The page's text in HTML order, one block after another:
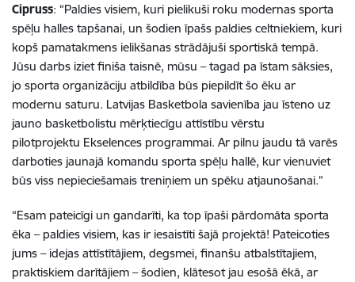
Cipruss: “Paldies visiem, kuri pielikuši roku modernas sporta
spēļu halles tapšanai, un šodien īpašs paldies celtniekiem, kuri
kopš pamatakmens ielikšanas strādājuši sportiskā tempā.
Jūsu darbs iziet finiša taisnē, mūsu – tagad pa īstam sāksies,
jo sporta organizāciju atbildība būs piepildīt šo ēku ar
modernu saturu. Latvijas Basketbola savienība jau īsteno uz
jauno basketbolistu mērķtiecīgu attīstību vērstu
pilotprojektu Ekselences programmai. Ar pilnu jaudu tā varēs
darboties jaunajā komandu sporta spēļu hallē, kur vienuviet
būs viss nepieciešamais treniņiem un spēku atjaunošanai.”
“Esam pateicīgi un gandarīti, ka top īpaši pārdomāta sporta
ēka – paldies visiem, kas ir iesaistīti šajā projektā! Pateicoties
jums – idejas attīstītājiem, degsmei, finanšu atbalstītajiem,
praktiskiem darītājiem – šodien, klātesot jau esošā ēkā, ar